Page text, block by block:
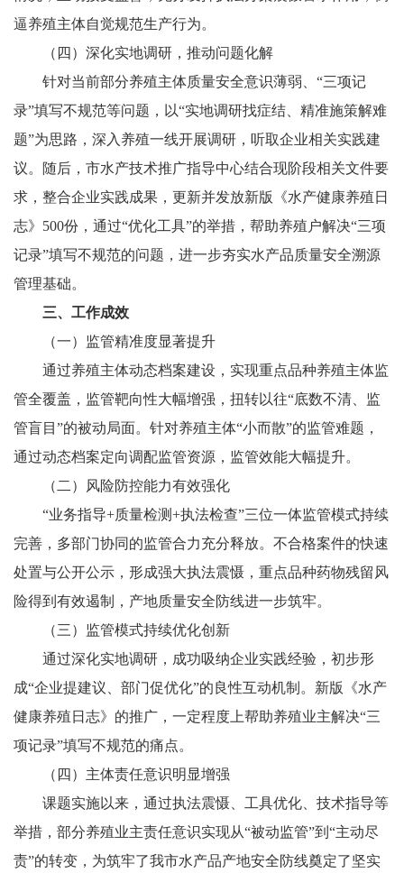
逼养殖主体自觉规范生产行为。
（四）深化实地调研，推动问题化解
针对当前部分养殖主体质量安全意识薄弱、“三项记
录”填写不规范等问题，以“实地调研找症结、精准施策解难
题”为思路，深入养殖一线开展调研，听取企业相关实践建
议。随后，市水产技术推广指导中心结合现阶段相关文件要
求，整合企业实践成果，更新并发放新版《水产健康养殖日
志》500份，通过“优化工具”的举措，帮助养殖户解决“三项
记录”填写不规范的问题，进一步夯实水产品质量安全溯源
管理基础。
三、工作成效
（一）监管精准度显著提升
通过养殖主体动态档案建设，实现重点品种养殖主体监
管全覆盖，监管靶向性大幅增强，扭转以往“底数不清、监
管盲目”的被动局面。针对养殖主体“小而散”的监管难题，
通过动态档案定向调配监管资源，监管效能大幅提升。
（二）风险防控能力有效强化
“业务指导+质量检测+执法检查”三位一体监管模式持续
完善，多部门协同的监管合力充分释放。不合格案件的快速
处置与公开公示，形成强大执法震慑，重点品种药物残留风
险得到有效遏制，产地质量安全防线进一步筑牢。
（三）监管模式持续优化创新
通过深化实地调研，成功吸纳企业实践经验，初步形
成“企业提建议、部门促优化”的良性互动机制。新版《水产
健康养殖日志》的推广，一定程度上帮助养殖业主解决“三
项记录”填写不规范的痛点。
（四）主体责任意识明显增强
课题实施以来，通过执法震慑、工具优化、技术指导等
举措，部分养殖业主责任意识实现从“被动监管”到“主动尽
责”的转变，为筑牢了我市水产品产地安全防线奠定了坚实